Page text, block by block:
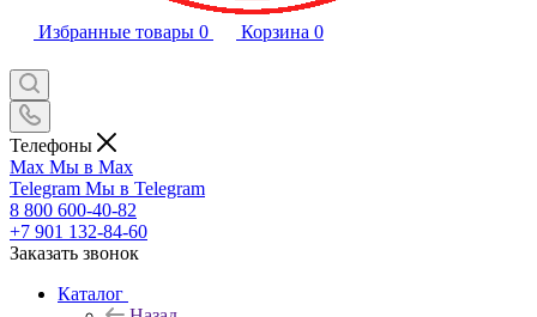
Избранные товары 0 Корзина 0
Телефоны
Max Мы в Max
Telegram Мы в Telegram
8 800 600-40-82
+7 901 132-84-60
Заказать звонок
Каталог